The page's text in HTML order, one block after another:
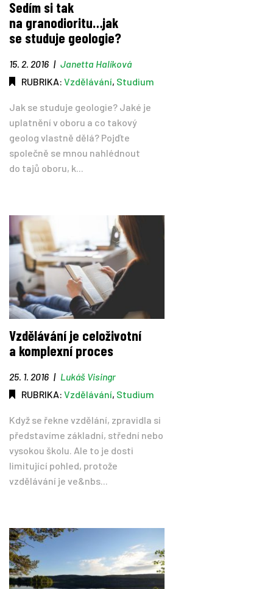
Tipy
Časopis
Sedím si tak
na granodioritu…jak
se studuje geologie?
15. 2. 2016 | Janetta Halíková
RUBRIKA: Vzdělávání, Studium
Jak se studuje geologie? Jaké je
uplatnění v oboru a co takový
geolog vlastně dělá? Pojďte
společně se mnou nahlédnout
do tajů oboru, k...
Vzdělávání je celoživotní
a komplexní proces
25. 1. 2016 | Lukáš Visingr
RUBRIKA: Vzdělávání, Studium
Když se řekne vzdělání, zpravidla si
představíme základní, střední nebo
vysokou školu. Ale to je dosti
limitující pohled, protože
vzdělávání je ve&nbs...